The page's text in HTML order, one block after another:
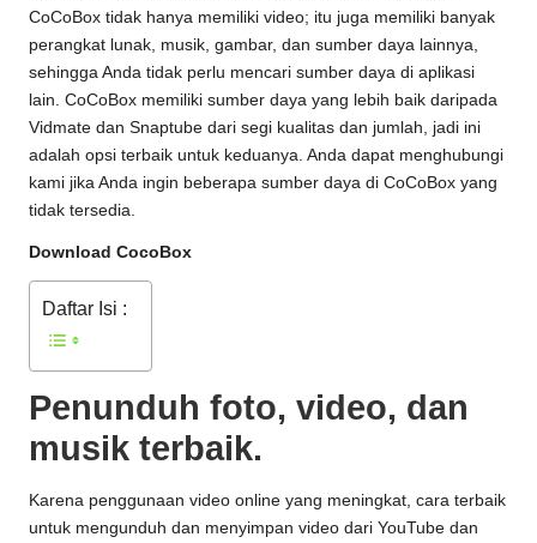
CoCoBox tidak hanya memiliki video; itu juga memiliki banyak
perangkat lunak, musik, gambar, dan sumber daya lainnya,
sehingga Anda tidak perlu mencari sumber daya di aplikasi
lain. CoCoBox memiliki sumber daya yang lebih baik daripada
Vidmate dan Snaptube dari segi kualitas dan jumlah, jadi ini
adalah opsi terbaik untuk keduanya. Anda dapat menghubungi
kami jika Anda ingin beberapa sumber daya di CoCoBox yang
tidak tersedia.
Download CocoBox
Daftar Isi :
Penunduh foto, video, dan
musik terbaik.
Karena penggunaan video online yang meningkat, cara terbaik
untuk mengunduh dan menyimpan video dari YouTube dan